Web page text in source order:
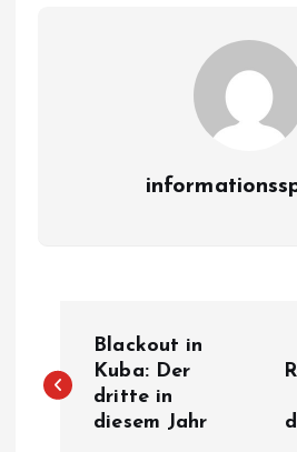
o
Blackout in
Kuba: Der
dritte in
diesem Jahr